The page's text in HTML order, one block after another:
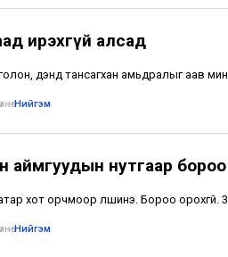
ирэхгүй алсад
дэндүү тансагхан амьдралыг аав
•Нийгэм
аймгуудын нутгаар
хот орчмоор үүлшинэ. Бороо орохгүй.
•Нийгэм